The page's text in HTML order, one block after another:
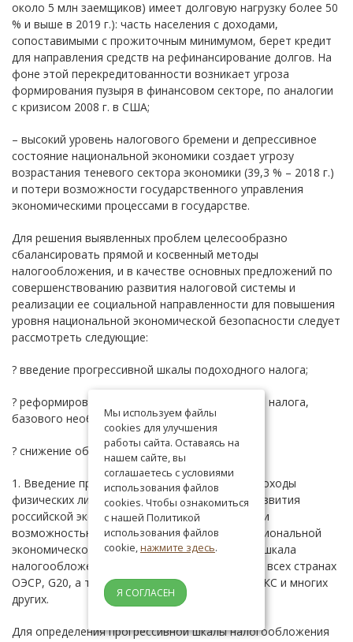
около 5 млн заемщиков) имеет долговую нагрузку более 50
% и выше в 2019 г.): часть населения с доходами,
сопоставимыми с прожиточным минимумом, берет кредит
для направления средств на рефинансирование долгов. На
фоне этой перекредитованности возникает угроза
формирования пузыря в финансовом секторе, по аналогии
с кризисом 2008 г. в США;
– высокий уровень налогового бремени и депрессивное
состояние национальной экономики создает угрозу
возрастания теневого сектора экономики (39,3 % – 2018 г.)
и потери возможности государственного управления
экономическими процессами в государстве.
Для решения выявленных проблем целесообразно
сбалансировать прямой и косвенный методы
налогообложения, и в качестве основных предложений по
совершенствованию развития налоговой системы и
реализации ее социальной направленности для повышения
уровня национальной экономической безопасности следует
рассмотреть следующие:
? введение прогрессивной шкалы подоходного налога;
? реформирование НДФЛ (введение семейного налога,
базового необлагаемого дохода);
? снижение общей ставки НДС.
1. Введение прогрессивной шкалы налога на доходы
физических лиц является одним из условий развития
российской экономики на современном этапе и
возможностью снижения угроз и вызовов национальной
экономической безопасности. Прогрессивная шкала
налогообложения в настоящее время есть во всех странах
ОЭСР, G20, а также в странах-участницах БРИКС и многих
других.
Для определения прогрессивной шкалы налогообложения
Мы используем файлы
cookies для улучшения
работы сайта. Оставаясь на
нашем сайте, вы
соглашаетесь с условиями
использования файлов
cookies. Чтобы ознакомиться
с нашей Политикой
использования файлов
cookie,нажмите здесь.
Я СОГЛАСЕН